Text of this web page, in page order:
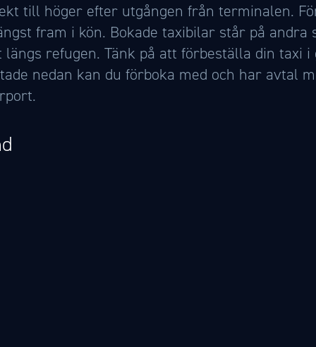
till höger efter utgången från terminalen.
fram i kön. Bokade taxibilar står på andra
refugen. Tänk på att förbeställa din taxi i
nedan kan du förboka med och har avtal